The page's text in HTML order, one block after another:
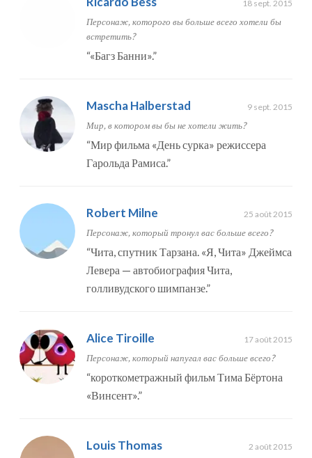
18 sept. 2015
Персонаж, которого вы больше всего хотели бы
встретить?
“«Багз Банни».”
Mascha Halberstad 9 sept. 2015
Мир, в котором вы бы не хотели жить?
“Мир фильма «День сурка» режиссера
Гарольда Рамиса.”
Robert Milne 25 août 2015
Персонаж, который тронул вас больше всего?
“Чита, спутник Тарзана. «Я, Чита» Джеймса
Левера — автобиография Чита,
голливудского шимпанзе.”
Alice Tiroille 17 août 2015
Персонаж, который напугал вас больше всего?
“короткометражный фильм Тима Бёртона
«Винсент».”
Louis Thomas 2 août 2015